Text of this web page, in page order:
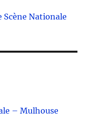
Scène Nationale
– Mulhouse